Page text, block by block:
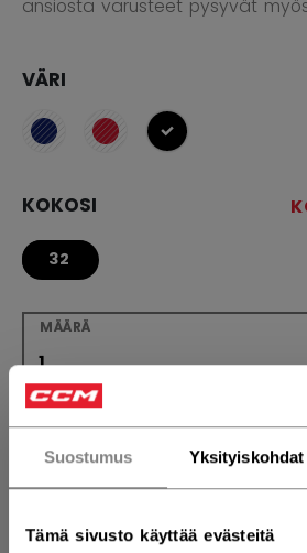
Suostumus Yksityiskohdat
Tämä sivusto käyttää evästeitä
ansiosta varusteet pysyvät
VÄRI
selected
KOKOSI
32
MÄÄRÄ
LISÄÄ OSTOSKORIIN
ETSI MYYMÄLÄSTÄ
Toimitusehdot